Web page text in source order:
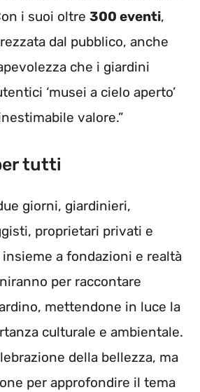
i suoi oltre 300 eventi,
dal pubblico, anche
che i giardini
‘musei a cielo aperto’
valore.”
tutti
giorni, giardinieri,
proprietari privati e
a fondazioni e realtà
per raccontare
mettendone in luce la
culturale e ambientale.
della bellezza, ma
per approfondire il tema